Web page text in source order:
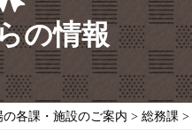
の情報
の各課・施設のご案内 > 総務課 >